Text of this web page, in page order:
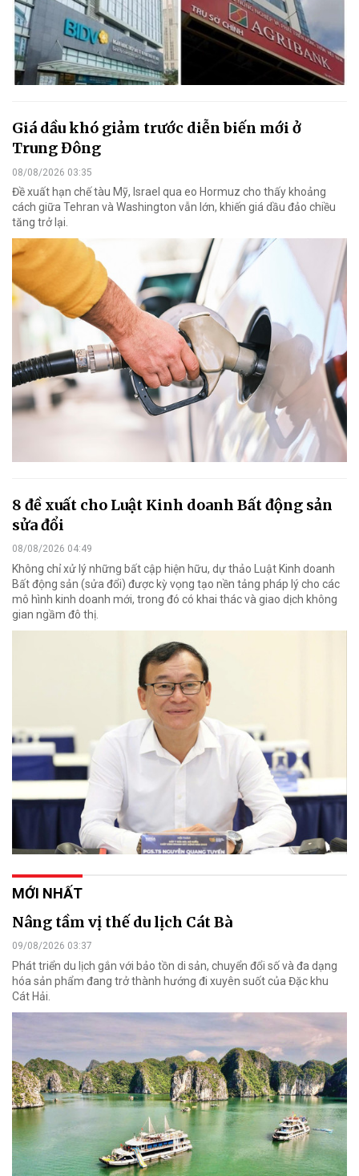
Giá dầu khó giảm trước diễn biến mới ở
Trung Đông
08/08/2026 03:35
Đề xuất hạn chế tàu Mỹ, Israel qua eo Hormuz cho thấy khoảng
cách giữa Tehran và Washington vẫn lớn, khiến giá dầu đảo chiều
tăng trở lại.
8 đề xuất cho Luật Kinh doanh Bất động sản
sửa đổi
08/08/2026 04:49
Không chỉ xử lý những bất cập hiện hữu, dự thảo Luật Kinh doanh
Bất động sản (sửa đổi) được kỳ vọng tạo nền tảng pháp lý cho các
mô hình kinh doanh mới, trong đó có khai thác và giao dịch không
gian ngầm đô thị.
MỚI NHẤT
Nâng tầm vị thế du lịch Cát Bà
09/08/2026 03:37
Phát triển du lịch gắn với bảo tồn di sản, chuyển đổi số và đa dạng
hóa sản phẩm đang trở thành hướng đi xuyên suốt của Đặc khu
Cát Hải.